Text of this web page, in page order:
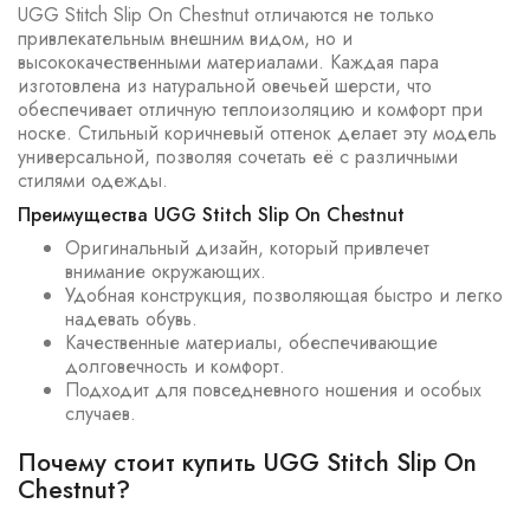
UGG Stitch Slip On Chestnut отличаются не только
привлекательным внешним видом, но и
высококачественными материалами. Каждая пара
изготовлена из натуральной овечьей шерсти, что
обеспечивает отличную теплоизоляцию и комфорт при
носке. Стильный коричневый оттенок делает эту модель
универсальной, позволяя сочетать её с различными
стилями одежды.
Преимущества UGG Stitch Slip On Chestnut
Оригинальный дизайн, который привлечет
внимание окружающих.
Удобная конструкция, позволяющая быстро и легко
надевать обувь.
Качественные материалы, обеспечивающие
долговечность и комфорт.
Подходит для повседневного ношения и особых
случаев.
Почему стоит купить UGG Stitch Slip On
Chestnut?